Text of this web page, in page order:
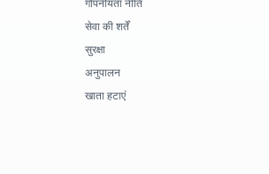
गोपनीयता नीति
सेवा की शर्तें
सुरक्षा
अनुपालन
खाता हटाएं